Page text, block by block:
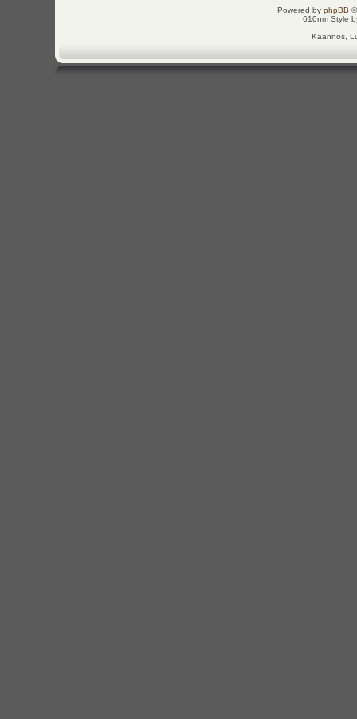
Powered by phpBB
610nm Style
Käännös,